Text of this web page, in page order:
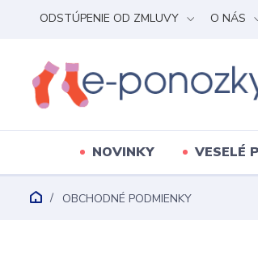
ODSTÚPENIE OD ZMLUVY O NÁS
NOVINKY VESELÉ
OBCHODNÉ PODMIENKY